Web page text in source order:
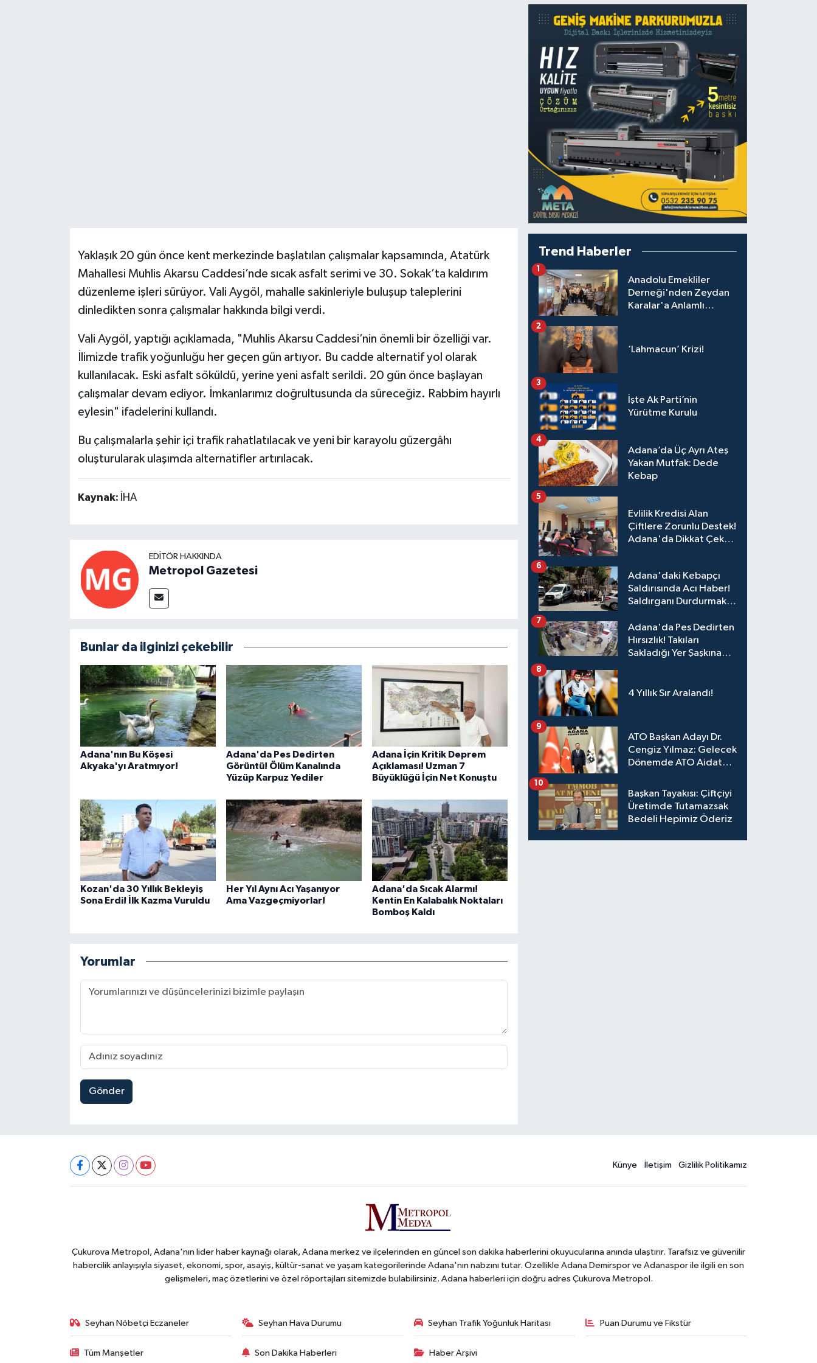
Yaklaşık 20 gün önce kent merkezinde başlatılan çalışmalar kapsamında, Atatürk
Mahallesi Muhlis Akarsu Caddesi’nde sıcak asfalt serimi ve 30. Sokak’ta kaldırım
düzenleme işleri sürüyor. Vali Aygöl, mahalle sakinleriyle buluşup taleplerini
dinledikten sonra çalışmalar hakkında bilgi verdi.
Vali Aygöl, yaptığı açıklamada, "Muhlis Akarsu Caddesi’nin önemli bir özelliği var.
İlimizde trafik yoğunluğu her geçen gün artıyor. Bu cadde alternatif yol olarak
kullanılacak. Eski asfalt söküldü, yerine yeni asfalt serildi. 20 gün önce başlayan
çalışmalar devam ediyor. İmkanlarımız doğrultusunda da süreceğiz. Rabbim hayırlı
eylesin" ifadelerini kullandı.
Bu çalışmalarla şehir içi trafik rahatlatılacak ve yeni bir karayolu güzergâhı
oluşturularak ulaşımda alternatifler artırılacak.
Kaynak: İHA
EDITÖR HAKKINDA
Metropol Gazetesi
Bunlar da ilginizi çekebilir
Adana'nın Bu Köşesi
Akyaka'yı Aratmıyor!
Adana'da Pes Dedirten
Görüntü! Ölüm Kanalında
Yüzüp Karpuz Yediler
Adana İçin Kritik Deprem
Açıklaması! Uzman 7
Büyüklüğü İçin Net Konuştu
Kozan'da 30 Yıllık Bekleyiş
Sona Erdi! İlk Kazma Vuruldu
Her Yıl Aynı Acı Yaşanıyor
Ama Vazgeçmiyorlar!
Adana'da Sıcak Alarmı!
Kentin En Kalabalık Noktaları
Bomboş Kaldı
Yorumlar
Gönder
Trend Haberler
Anadolu Emekliler
Derneği'nden Zeydan
Karalar'a Anlamlı
1
‘Lahmacun’ Krizi!
2
İşte Ak Parti’nin
Yürütme Kurulu
3
Adana’da Üç Ayrı Ateş
Yakan Mutfak: Dede
Kebap
4
Evlilik Kredisi Alan
Çiftlere Zorunlu Destek!
Adana'da Dikkat Çeken
5
Adana'daki Kebapçı
Saldırısında Acı Haber!
Saldırganı Durdurmak
Kaybetti
6
Adana'da Pes Dedirten
Hırsızlık! Takıları
Sakladığı Yer Şaşkına
7
4 Yıllık Sır Aralandı!
8
ATO Başkan Adayı Dr.
Cengiz Yılmaz: Gelecek
Dönemde ATO Aidat
Üyelerimize Ve
Adana'ya Yatırılacak
9
Başkan Tayakısı: Çiftçiyi
Üretimde Tutamazsak
Bedeli Hepimiz Öderiz
10
Künye İletişim Gizlilik Politikamız
Çukurova Metropol, Adana'nın lider haber kaynağı olarak, Adana merkez ve ilçelerinden en güncel son dakika haberlerini okuyucularına anında ulaştırır. Tarafsız ve güvenilir
habercilik anlayışıyla siyaset, ekonomi, spor, asayiş, kültür-sanat ve yaşam kategorilerinde Adana'nın nabzını tutar. Özellikle Adana Demirspor ve Adanaspor ile ilgili en son
gelişmeleri, maç özetlerini ve özel röportajları sitemizde bulabilirsiniz. Adana haberleri için doğru adres Çukurova Metropol.
Seyhan Nöbetçi Eczaneler Seyhan Hava Durumu Seyhan Trafik Yoğunluk Haritası Puan Durumu ve Fikstür
Tüm Manşetler Son Dakika Haberleri Haber Arşivi